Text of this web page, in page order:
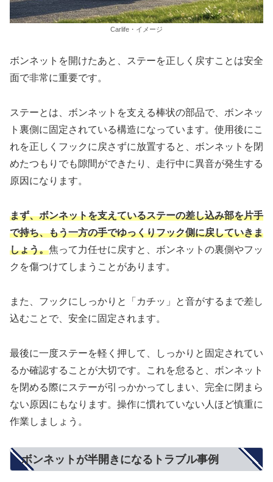
Carlife・イメージ
ボンネットを開けたあと、ステーを正しく戻すことは安全
面で非常に重要です。
ステーとは、ボンネットを支える棒状の部品で、ボンネッ
ト裏側に固定されている構造になっています。使用後にこ
れを正しくフックに戻さずに放置すると、ボンネットを閉
めたつもりでも隙間ができたり、走行中に異音が発生する
原因になります。
まず、ボンネットを支えているステーの差し込み部を片手
で持ち、もう一方の手でゆっくりフック側に戻していきま
しょう。焦って力任せに戻すと、ボンネットの裏側やフッ
クを傷つけてしまうことがあります。
また、フックにしっかりと「カチッ」と音がするまで差し
込むことで、安全に固定されます。
最後に一度ステーを軽く押して、しっかりと固定されてい
るか確認することが大切です。これを怠ると、ボンネット
を閉める際にステーが引っかかってしまい、完全に閉まら
ない原因にもなります。操作に慣れていない人ほど慎重に
作業しましょう。
ボンネットが半開きになるトラブル事例